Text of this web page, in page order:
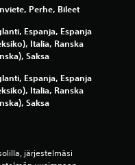
Perhe, Bileet
Espanja, Espanja
Italia, Ranska
Saksa
Espanja, Espanja
Italia, Ranska
Saksa
järjestelmäsi